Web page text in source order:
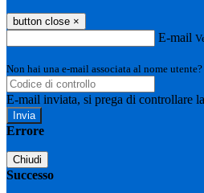
button close ×
E-mail
Non hai una e-mail associata al nome
E-mail inviata, si prega di controllare
Errore
Chiudi
Successo